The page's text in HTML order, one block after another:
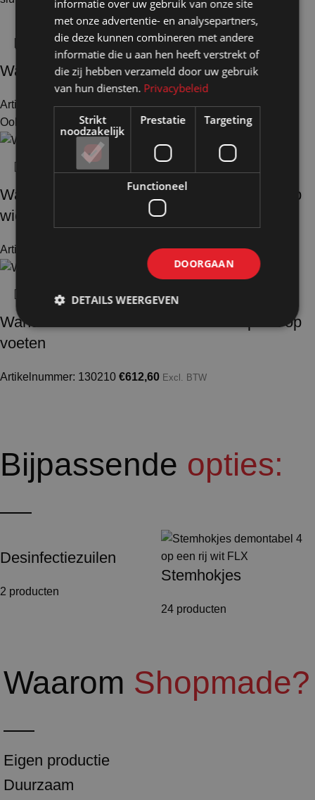
Wand aanzetstuk 20 glas HxB103x20cm
Artikelnummer: 116840€75,00 Excl. BTW
Ook te huur
Wand HxB156x104cm helder kanaalplaat op
wielen
Artikelnummer: 130106 605,90 Excl. BTW
Wand HxB190x104cm helder kanaalplaat op
voeten
Artikelnummer: 130210 €612,60 Excl. BTW
Bijpassende opties:
Desinfectiezuilen
2 producten
Stemhokjes
24 producten
Waarom Shopmade?
Eigen productie
Duurzaam
informatie over uw gebruik van onze site
met onze advertentie- en analysepartners,
die deze kunnen combineren met andere
informatie die u aan hen heeft verstrekt of
die zij hebben verzameld door uw gebruik
van hun diensten. Privacybeleid
Strikt
noodzakelijk
Prestatie Targeting
Functioneel
DOORGAAN
DETAILS WEERGEVEN